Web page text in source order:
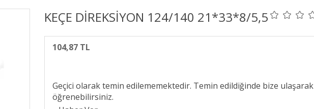
KEÇE DİREKSİYON 124/140 21*33*8/5,5
104,87 TL
Geçici olarak temin edilememektedir. Temin edildiğinde bize ulaşarak
öğrenebilirsiniz.